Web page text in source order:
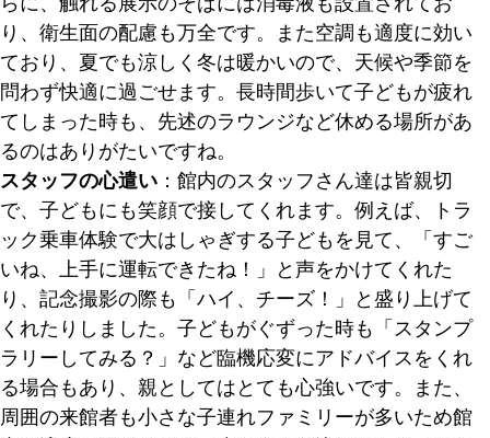
らに、触れる展示のそばには消毒液も設置されてお
り、衛生面の配慮も万全です。また空調も適度に効い
ており、夏でも涼しく冬は暖かいので、天候や季節を
問わず快適に過ごせます。長時間歩いて子どもが疲れ
てしまった時も、先述のラウンジなど休める場所があ
るのはありがたいですね。
スタッフの心遣い ：館内のスタッフさん達は皆親切
で、子どもにも笑顔で接してくれます。例えば、トラ
ック乗車体験で大はしゃぎする子どもを見て、「すご
いね、上手に運転できたね！」と声をかけてくれた
り、記念撮影の際も「ハイ、チーズ！」と盛り上げて
くれたりしました。子どもがぐずった時も「スタンプ
ラリーしてみる？」など臨機応変にアドバイスをくれ
る場合もあり、親としてはとても心強いです。また、
周囲の来館者も小さな子連れファミリーが多いため館